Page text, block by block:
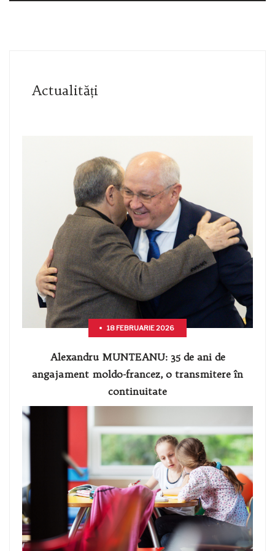
Actualități
18 FEBRUARIE 2026
Alexandru MUNTEANU: 35 de ani de
angajament moldo-francez, o transmitere în
continuitate